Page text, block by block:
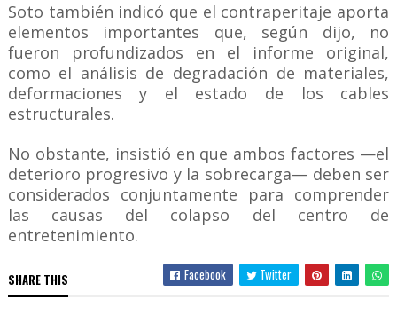
Soto también indicó que el contraperitaje aporta
elementos importantes que, según dijo, no
fueron profundizados en el informe original,
como el análisis de degradación de materiales,
deformaciones y el estado de los cables
estructurales.
No obstante, insistió en que ambos factores —el
deterioro progresivo y la sobrecarga— deben ser
considerados conjuntamente para comprender
las causas del colapso del centro de
entretenimiento.
SHARE THIS Facebook Twitter